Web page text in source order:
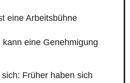
eine Arbeitsbühne
kann eine Genehmigung
Früher haben sich